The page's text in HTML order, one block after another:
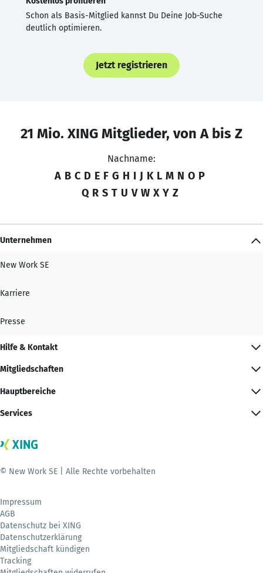
Schon als Basis-Mitglied kannst Du Deine Job-Suche
deutlich optimieren.
Jetzt registrieren
21 Mio. XING Mitglieder, von A bis Z
Nachname:
A B C D E F G H I J K L M N O P
Q R S T U V W X Y Z
Unternehmen
New Work SE
Karriere
Presse
Hilfe & Kontakt
Mitgliedschaften
Hauptbereiche
Services
© New Work SE | Alle Rechte vorbehalten
Impressum
AGB
Datenschutz bei XING
Datenschutzerklärung
Mitgliedschaft kündigen
Tracking